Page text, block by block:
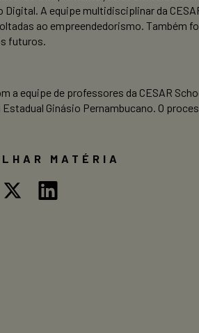
A equipe multidisciplinar da
ao empreendedorismo.
futuros.
equipe de professores da CESAR
Ginásio Pernambucano. O
MATÉRIA